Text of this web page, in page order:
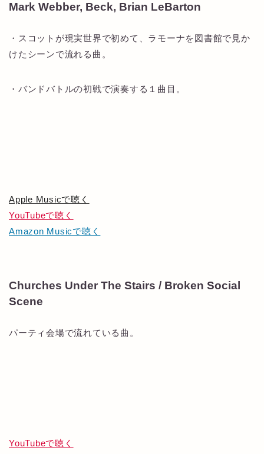
Mark Webber, Beck, Brian LeBarton
・スコットが現実世界で初めて、ラモーナを図書館で見か
けたシーンで流れる曲。
・バンドバトルの初戦で演奏する１曲目。
Apple Musicで聴く
YouTubeで聴く
Amazon Musicで聴く
Churches Under The Stairs / Broken Social
Scene
パーティ会場で流れている曲。
YouTubeで聴く